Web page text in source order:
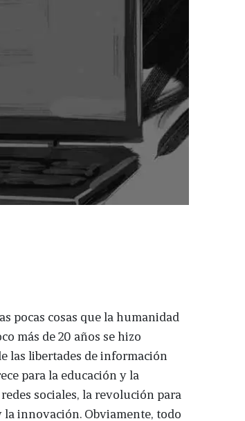
pocas cosas que la humanidad
más de 20 años se hizo
las libertades de información
para la educación y la
sociales, la revolución para
innovación. Obviamente, todo